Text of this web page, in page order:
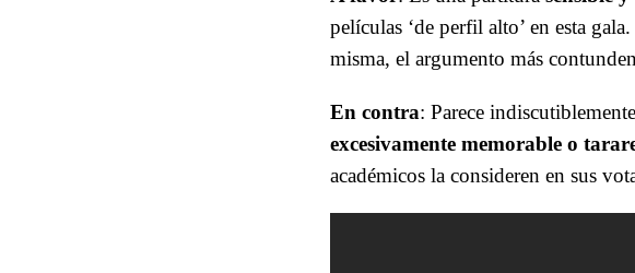
películas ‘de perfil alto’ en esta
misma, el argumento más
En contra: Parece
excesivamente memorable o
académicos la consideren en sus